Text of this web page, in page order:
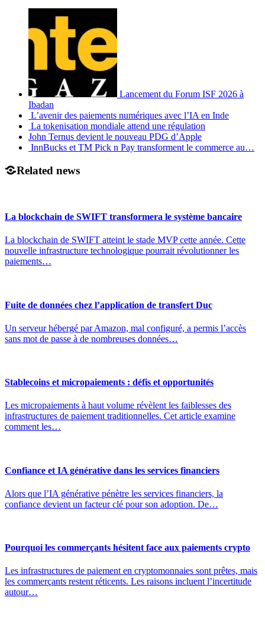
Lancement du Forum ISF 2026 à
Ibadan
L’avenir des paiements numériques avec l’IA en Inde
La tokenisation mondiale attend une régulation
John Ternus devient le nouveau PDG d’Apple
InnBucks et TM Pick n Pay transforment le commerce au…
Related news
La blockchain de SWIFT transformera le système bancaire
La blockchain de SWIFT atteint le stade MVP cette année. Cette
nouvelle infrastructure technologique pourrait révolutionner les
paiements…
Fuite de données chez l’application de transfert Duc
Un serveur hébergé par Amazon, mal configuré, a permis l’accès
sans mot de passe à de nombreuses données…
Stablecoins et micropaiements : défis et opportunités
Les micropaiements à haut volume révèlent les faiblesses des
infrastructures de paiement traditionnelles. Cet article examine
comment les…
Confiance et IA générative dans les services financiers
Alors que l’IA générative pénètre les services financiers, la
confiance devient un facteur clé pour son adoption. De…
Pourquoi les commerçants hésitent face aux paiements crypto
Les infrastructures de paiement en cryptomonnaies sont prêtes, mais
les commerçants restent réticents. Les raisons incluent l’incertitude
autour…